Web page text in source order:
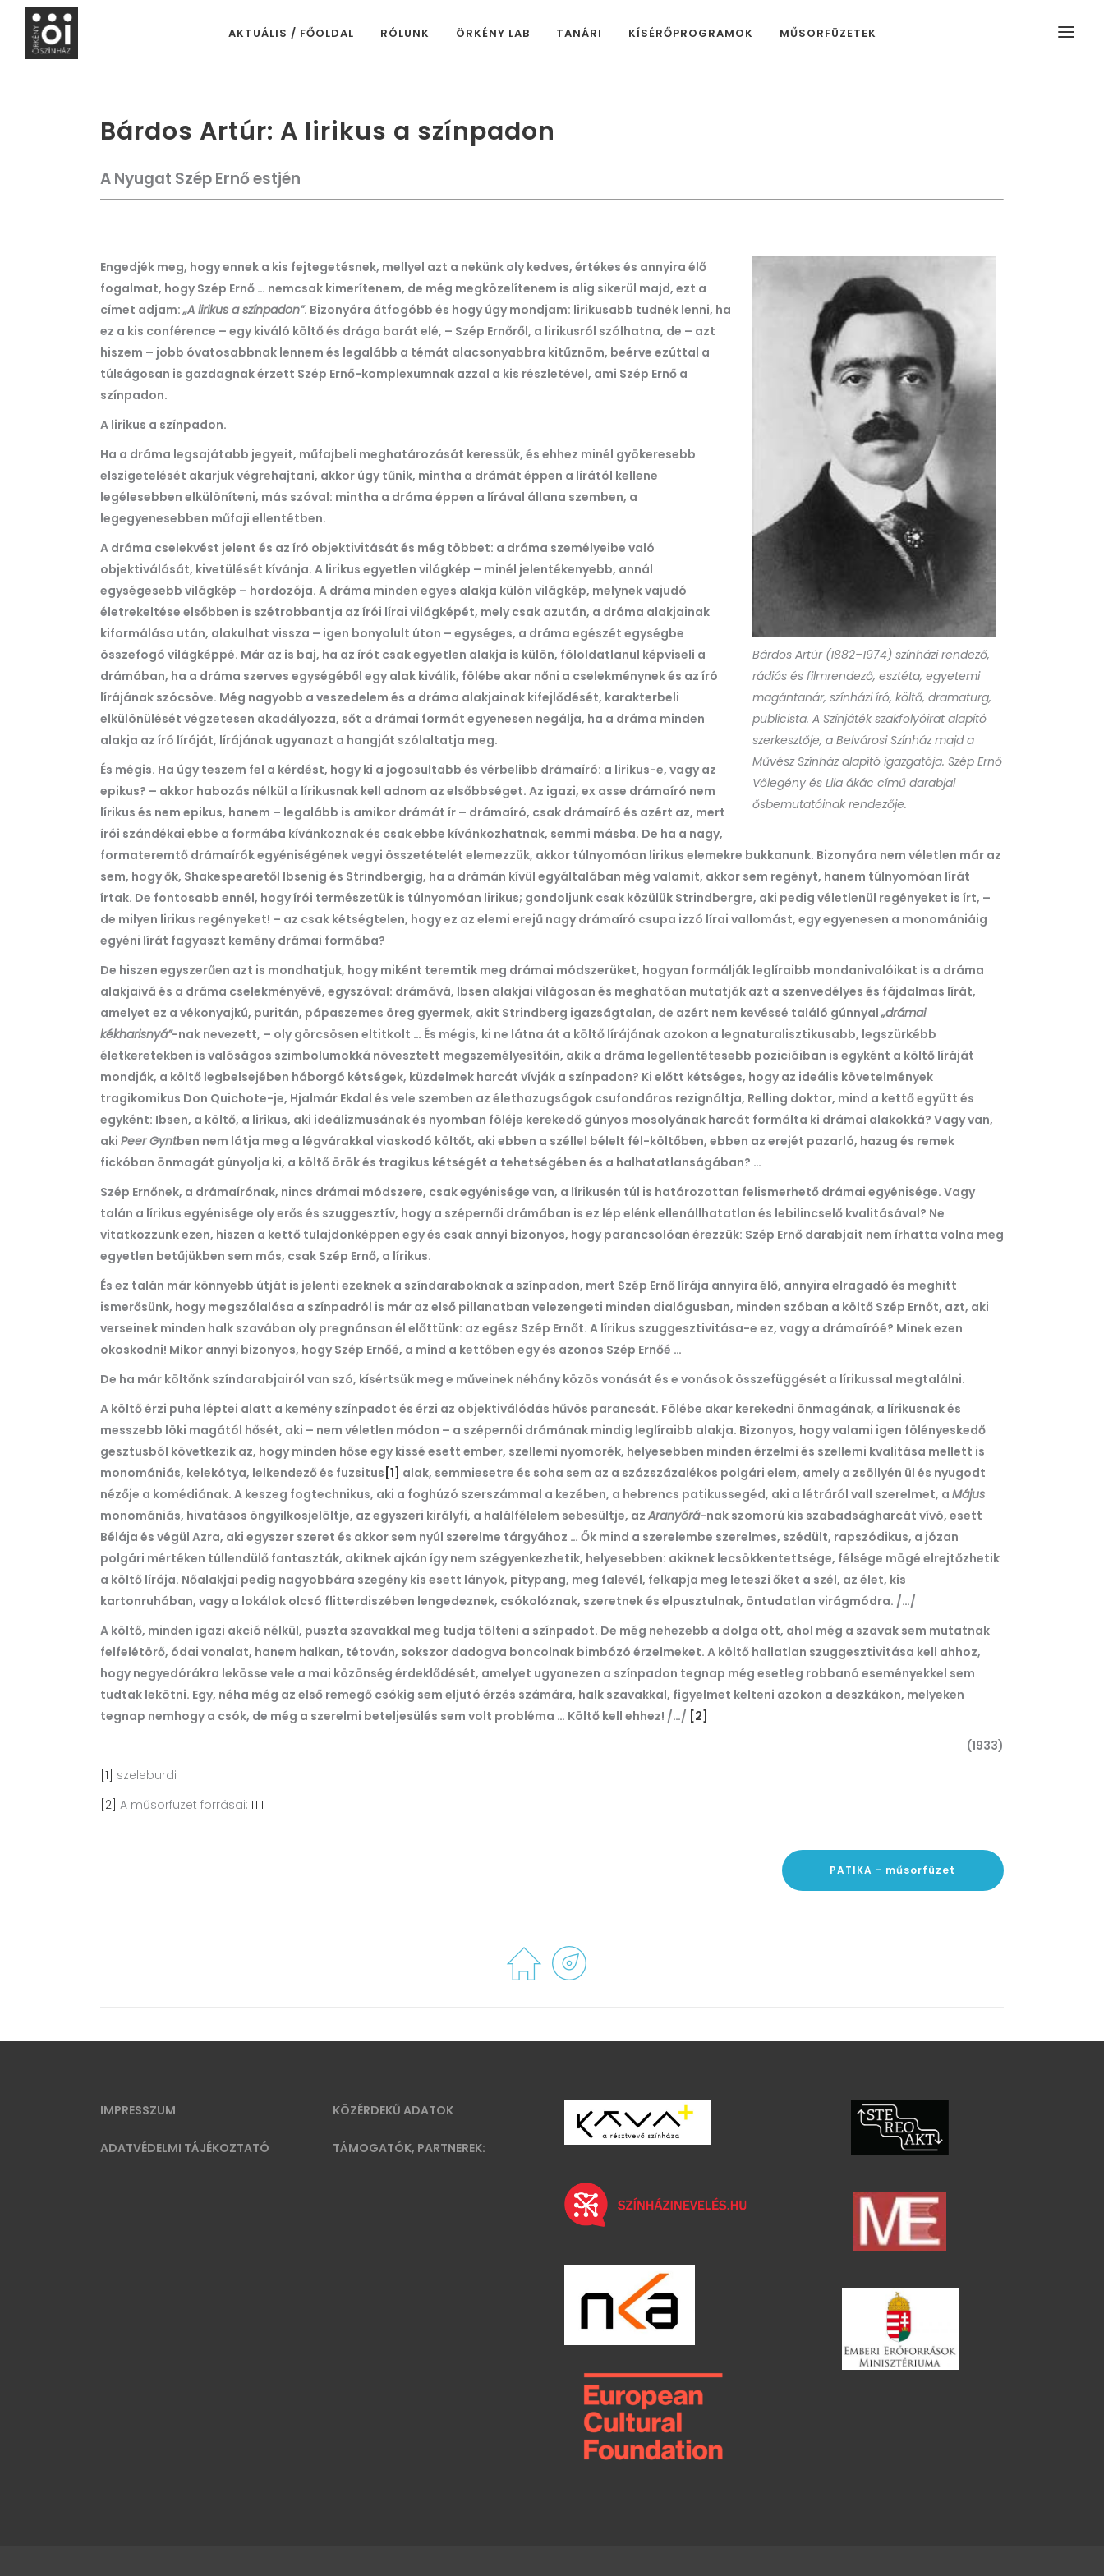
AKTUÁLIS / FŐOLDAL RÓLUNK ÖRKÉNY LAB TANÁRI KÍSÉRŐPROGRAMOK MŰSORFÜZETEK
Bárdos Artúr: A lirikus a színpadon
A Nyugat Szép Ernő estjén
Bárdos Artúr (1882–1974) színházi rendező,
rádiós és filmrendező, esztéta, egyetemi
magántanár, színházi író, költő, dramaturg,
publicista. A Színjáték szakfolyóirat alapító
szerkesztője, a Belvárosi Színház majd a
Művész Színház alapító igazgatója. Szép Ernő
Vőlegény és Lila ákác című darabjai
ősbemutatóinak rendezője.
Engedjék meg, hogy ennek a kis fejtegetésnek, mellyel azt a nekünk oly kedves, értékes és annyira élő
fogalmat, hogy Szép Ernő … nemcsak kimerítenem, de még megközelítenem is alig sikerül majd, ezt a
címet adjam:„A lirikus a színpadon”. Bizonyára átfogóbb és hogy úgy mondjam: lirikusabb tudnék lenni, ha
ez a kis conférence – egy kiváló költő és drága barát elé, – Szép Ernőről, a lirikusról szólhatna, de – azt
hiszem – jobb óvatosabbnak lennem és legalább a témát alacsonyabbra kitűznöm, beérve ezúttal a
túlságosan is gazdagnak érzett Szép Ernő-komplexumnak azzal a kis részletével, ami Szép Ernő a
színpadon.
A lirikus a színpadon.
Ha a dráma legsajátabb jegyeit, műfajbeli meghatározását keressük, és ehhez minél gyökeresebb
elszigetelését akarjuk végrehajtani, akkor úgy tűnik, mintha a drámát éppen a lírától kellene
legélesebben elkülöníteni, más szóval: mintha a dráma éppen a lírával állana szemben, a
legegyenesebben műfaji ellentétben.
A dráma cselekvést jelent és az író objektivitását és még többet: a dráma személyeibe való
objektiválását, kivetülését kívánja. A lirikus egyetlen világkép – minél jelentékenyebb, annál
egységesebb világkép – hordozója. A dráma minden egyes alakja külön világkép, melynek vajudó
életrekeltése elsőbben is szétrobbantja az írói lírai világképét, mely csak azután, a dráma alakjainak
kiformálása után, alakulhat vissza – igen bonyolult úton – egységes, a dráma egészét egységbe
összefogó világképpé. Már az is baj, ha az írót csak egyetlen alakja is külön, föloldatlanul képviseli a
drámában, ha a dráma szerves egységéből egy alak kiválik, fölébe akar nőni a cselekménynek és az író
lírájának szócsöve. Még nagyobb a veszedelem és a dráma alakjainak kifejlődését, karakterbeli
elkülönülését végzetesen akadályozza, sőt a drámai formát egyenesen negálja, ha a dráma minden
alakja az író líráját, lírájának ugyanazt a hangját szólaltatja meg.
És mégis. Ha úgy teszem fel a kérdést, hogy ki a jogosultabb és vérbelibb drámaíró: a lirikus-e, vagy az
epikus? – akkor habozás nélkül a lírikusnak kell adnom az elsőbbséget. Az igazi, ex asse drámaíró nem
lírikus és nem epikus, hanem – legalább is amikor drámát ír – drámaíró, csak drámaíró és azért az, mert
írói szándékai ebbe a formába kívánkoznak és csak ebbe kívánkozhatnak, semmi másba. De ha a nagy,
formateremtő drámaírók egyéniségének vegyi összetételét elemezzük, akkor túlnyomóan lirikus elemekre bukkanunk. Bizonyára nem véletlen már az
sem, hogy ők, Shakespearetől Ibsenig és Strindbergig, ha a drámán kívül egyáltalában még valamit, akkor sem regényt, hanem túlnyomóan lírát
írtak. De fontosabb ennél, hogy írói természetük is túlnyomóan lirikus; gondoljunk csak közülük Strindbergre, aki pedig véletlenül regényeket is írt, –
de milyen lirikus regényeket! – az csak kétségtelen, hogy ez az elemi erejű nagy drámaíró csupa izzó lírai vallomást, egy egyenesen a monomániáig
egyéni lírát fagyaszt kemény drámai formába?
De hiszen egyszerűen azt is mondhatjuk, hogy miként teremtik meg drámai módszerüket, hogyan formálják leglíraibb mondanivalóikat is a dráma
alakjaivá és a dráma cselekményévé, egyszóval: drámává, Ibsen alakjai világosan és meghatóan mutatják azt a szenvedélyes és fájdalmas lírát,
amelyet ez a vékonyajkú, puritán, pápaszemes öreg gyermek, akit Strindberg igazságtalan, de azért nem kevéssé találó gúnnyal„drámai
kékharisnyá”-nak nevezett, – oly görcsösen eltitkolt … És mégis, ki ne látna át a költő lírájának azokon a legnaturalisztikusabb, legszürkébb
életkeretekben is valóságos szimbolumokká növesztett megszemélyesítőin, akik a dráma legellentétesebb pozicióiban is egyként a költő líráját
mondják, a költő legbelsejében háborgó kétségek, küzdelmek harcát vívják a színpadon? Ki előtt kétséges, hogy az ideális követelmények
tragikomikus Don Quichote-je, Hjalmár Ekdal és vele szemben az élethazugságok csufondáros rezignáltja, Relling doktor, mind a kettő együtt és
egyként: Ibsen, a költő, a lirikus, aki ideálizmusának és nyomban föléje kerekedő gúnyos mosolyának harcát formálta ki drámai alakokká? Vagy van,
aki Peer Gyntben nem látja meg a légvárakkal viaskodó költőt, aki ebben a széllel bélelt fél-költőben, ebben az erejét pazarló, hazug és remek
fickóban önmagát gúnyolja ki, a költő örök és tragikus kétségét a tehetségében és a halhatatlanságában? …
Szép Ernőnek, a drámaírónak, nincs drámai módszere, csak egyénisége van, a lírikusén túl is határozottan felismerhető drámai egyénisége. Vagy
talán a lírikus egyénisége oly erős és szuggesztív, hogy a szépernői drámában is ez lép elénk ellenállhatatlan és lebilincselő kvalitásával? Ne
vitatkozzunk ezen, hiszen a kettő tulajdonképpen egy és csak annyi bizonyos, hogy parancsolóan érezzük: Szép Ernő darabjait nem írhatta volna meg
egyetlen betűjükben sem más, csak Szép Ernő, a lírikus.
És ez talán már könnyebb útját is jelenti ezeknek a színdaraboknak a színpadon, mert Szép Ernő lírája annyira élő, annyira elragadó és meghitt
ismerősünk, hogy megszólalása a színpadról is már az első pillanatban velezengeti minden dialógusban, minden szóban a költő Szép Ernőt, azt, aki
verseinek minden halk szavában oly pregnánsan él előttünk: az egész Szép Ernőt. A lírikus szuggesztivitása-e ez, vagy a drámaíróé? Minek ezen
okoskodni! Mikor annyi bizonyos, hogy Szép Ernőé, a mind a kettőben egy és azonos Szép Ernőé …
De ha már költőnk színdarabjairól van szó, kísértsük meg e műveinek néhány közös vonását és e vonások összefüggését a lírikussal megtalálni.
A költő érzi puha léptei alatt a kemény színpadot és érzi az objektiválódás hűvös parancsát. Fölébe akar kerekedni önmagának, a lírikusnak és
messzebb löki magától hősét, aki – nem véletlen módon – a szépernői drámának mindig leglíraibb alakja. Bizonyos, hogy valami igen fölényeskedő
gesztusból következik az, hogy minden hőse egy kissé esett ember, szellemi nyomorék, helyesebben minden érzelmi és szellemi kvalitása mellett is
monomániás, kelekótya, lelkendező és fuzsitus [1] alak, semmiesetre és soha sem az a százszázalékos polgári elem, amely a zsöllyén ül és nyugodt
nézője a komédiának. A keszeg fogtechnikus, aki a foghúzó szerszámmal a kezében, a hebrencs patikussegéd, aki a létráról vall szerelmet, a Május
monomániás, hivatásos öngyilkosjelöltje, az egyszeri királyfi, a halálfélelem sebesültje, az Aranyórá-nak szomorú kis szabadságharcát vívó, esett
Bélája és végül Azra, aki egyszer szeret és akkor sem nyúl szerelme tárgyához … Ők mind a szerelembe szerelmes, szédült, rapszódikus, a józan
polgári mértéken túllendülő fantaszták, akiknek ajkán így nem szégyenkezhetik, helyesebben: akiknek lecsökkentettsége, félsége mögé elrejtőzhetik
a költő lírája. Nőalakjai pedig nagyobbára szegény kis esett lányok, pitypang, meg falevél, felkapja meg leteszi őket a szél, az élet, kis
kartonruhában, vagy a lokálok olcsó flitterdiszében lengedeznek, csókolóznak, szeretnek és elpusztulnak, öntudatlan virágmódra. /…/
A költő, minden igazi akció nélkül, puszta szavakkal meg tudja tölteni a színpadot. De még nehezebb a dolga ott, ahol még a szavak sem mutatnak
felfelétörő, ódai vonalat, hanem halkan, tétován, sokszor dadogva boncolnak bimbózó érzelmeket. A költő hallatlan szuggesztivitása kell ahhoz,
hogy negyedórákra lekösse vele a mai közönség érdeklődését, amelyet ugyanezen a színpadon tegnap még esetleg robbanó eseményekkel sem
tudtak lekötni. Egy, néha még az első remegő csókig sem eljutó érzés számára, halk szavakkal, figyelmet kelteni azokon a deszkákon, melyeken
tegnap nemhogy a csók, de még a szerelmi beteljesülés sem volt probléma … Költő kell ehhez! /…/ [2]
(1933)
[1] szeleburdi
[2] A műsorfüzet forrásai: ITT
PATIKA - műsorfüzet
IMPRESSZUM
ADATVÉDELMI TÁJÉKOZTATÓ
KÖZÉRDEKŰ ADATOK
TÁMOGATÓK, PARTNEREK: